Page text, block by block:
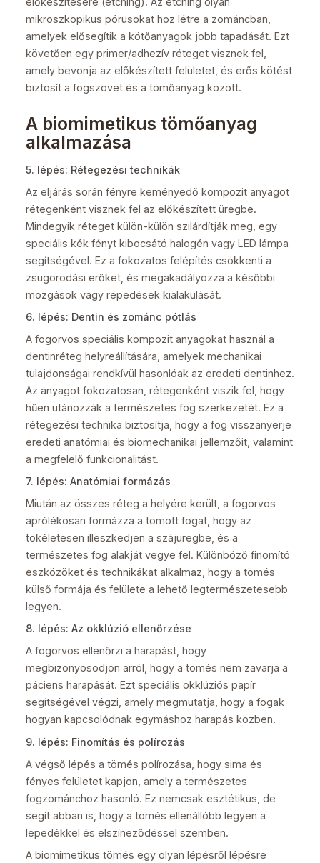
mikroszkopikus pórusokat hoz létre a zománcban,
amelyek elősegítik a kötőanyagok jobb tapadását. Ezt
követően egy primer/adhezív réteget visznek fel,
amely bevonja az előkészített felületet, és erős kötést
biztosít a fogszövet és a tömőanyag között.
A biomimetikus tömőanyag
alkalmazása
5. lépés: Rétegezési technikák
Az eljárás során fényre keményedő kompozit anyagot
rétegenként visznek fel az előkészített üregbe.
Mindegyik réteget külön-külön szilárdítják meg, egy
speciális kék fényt kibocsátó halogén vagy LED lámpa
segítségével. Ez a fokozatos felépítés csökkenti a
zsugorodási erőket, és megakadályozza a későbbi
mozgások vagy repedések kialakulását.
6. lépés: Dentin és zománc pótlás
A fogorvos speciális kompozit anyagokat használ a
dentinréteg helyreállítására, amelyek mechanikai
tulajdonságai rendkívül hasonlóak az eredeti dentinhez.
Az anyagot fokozatosan, rétegenként viszik fel, hogy
hűen utánozzák a természetes fog szerkezetét. Ez a
rétegezési technika biztosítja, hogy a fog visszanyerje
eredeti anatómiai és biomechanikai jellemzőit, valamint
a megfelelő funkcionalitást.
7. lépés: Anatómiai formázás
Miután az összes réteg a helyére került, a fogorvos
aprólékosan formázza a tömött fogat, hogy az
tökéletesen illeszkedjen a szájüregbe, és a
természetes fog alakját vegye fel. Különböző finomító
eszközöket és technikákat alkalmaz, hogy a tömés
külső formája és felülete a lehető legtermészetesebb
legyen.
8. lépés: Az okklúzió ellenőrzése
A fogorvos ellenőrzi a harapást, hogy
megbizonyosodjon arról, hogy a tömés nem zavarja a
páciens harapását. Ezt speciális okklúziós papír
segítségével végzi, amely megmutatja, hogy a fogak
hogyan kapcsolódnak egymáshoz harapás közben.
9. lépés: Finomítás és polírozás
A végső lépés a tömés polírozása, hogy sima és
fényes felületet kapjon, amely a természetes
fogzománchoz hasonló. Ez nemcsak esztétikus, de
segít abban is, hogy a tömés ellenállóbb legyen a
lepedékkel és elszíneződéssel szemben.
A biomimetikus tömés egy olyan lépésről lépésre